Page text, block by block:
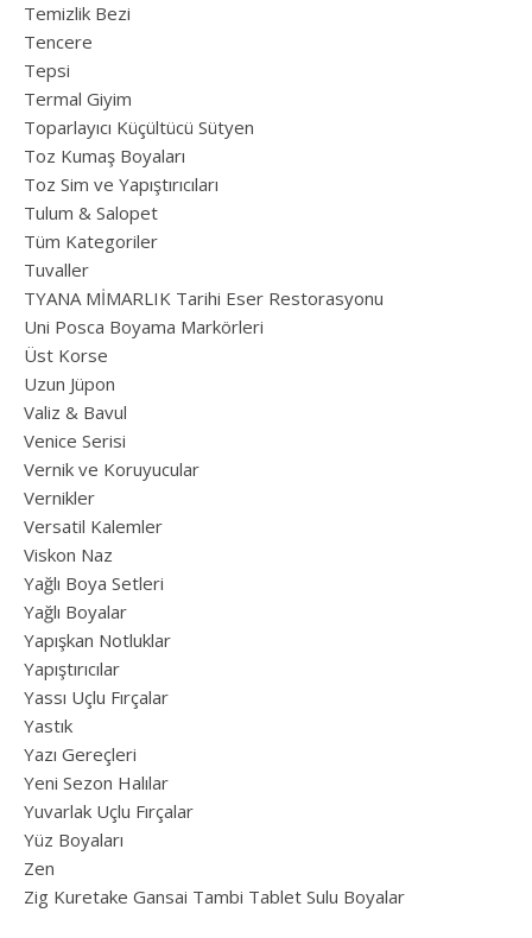
Temizlik Bezi
Tencere
Tepsi
Termal Giyim
Toparlayıcı Küçültücü Sütyen
Toz Kumaş Boyaları
Toz Sim ve Yapıştırıcıları
Tulum & Salopet
Tüm Kategoriler
Tuvaller
TYANA MİMARLIK Tarihi Eser Restorasyonu
Uni Posca Boyama Markörleri
Üst Korse
Uzun Jüpon
Valiz & Bavul
Venice Serisi
Vernik ve Koruyucular
Vernikler
Versatil Kalemler
Viskon Naz
Yağlı Boya Setleri
Yağlı Boyalar
Yapışkan Notluklar
Yapıştırıcılar
Yassı Uçlu Fırçalar
Yastık
Yazı Gereçleri
Yeni Sezon Halılar
Yuvarlak Uçlu Fırçalar
Yüz Boyaları
Zen
​Zig Kuretake Gansai Tambi Tablet Sulu Boyalar